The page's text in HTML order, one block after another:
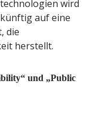
wird
auf eine
die
herstellt.
und „Public